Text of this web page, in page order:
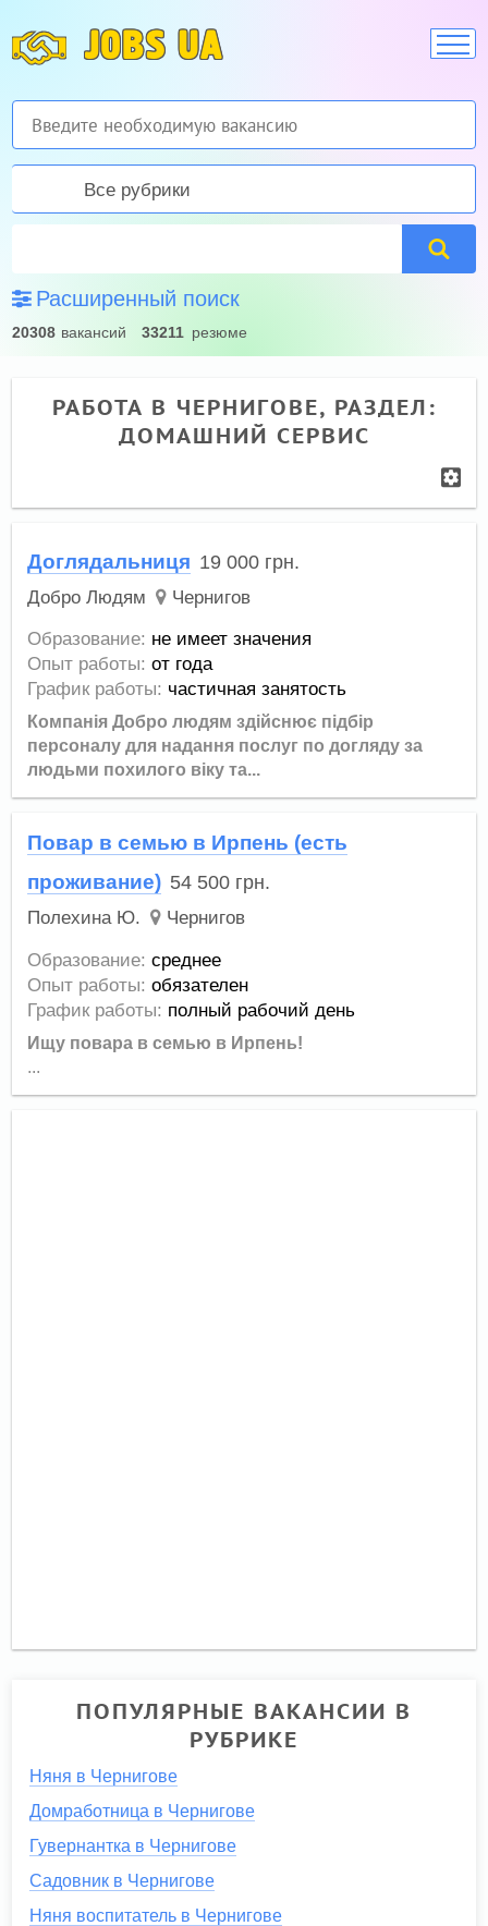
JOBS UA
Все рубрики
Расширенный поиск
20308 вакансий 33211 резюме
РАБОТА В ЧЕРНИГОВЕ, РАЗДЕЛ:
ДОМАШНИЙ СЕРВИС
Доглядальниця 19 000 грн.
Добро Людям Чернигов
Образование: не имеет значения
Опыт работы: от года
График работы: частичная занятость
Компанія Добро людям здійснює підбір
персоналу для надання послуг по догляду за
людьми похилого віку та...
Повар в семью в Ирпень (есть
проживание) 54 500 грн.
Полехина Ю. Чернигов
Образование: среднее
Опыт работы: обязателен
График работы: полный рабочий день
Ищу повара в семью в Ирпень!
...
ПОПУЛЯРНЫЕ ВАКАНСИИ В
РУБРИКЕ
Няня в Чернигове
Домработница в Чернигове
Гувернантка в Чернигове
Садовник в Чернигове
Няня воспитатель в Чернигове